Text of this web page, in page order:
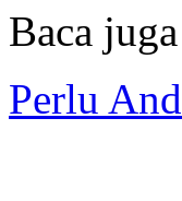
Baca
Perlu